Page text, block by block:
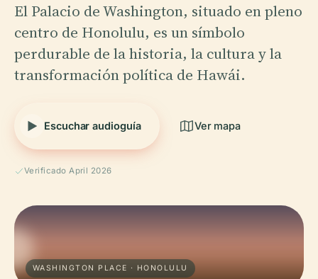
El Palacio de Washington, situado en pleno
centro de Honolulu, es un símbolo
perdurable de la historia, la cultura y la
transformación política de Hawái.
Escuchar audioguía Ver mapa
Verificado April 2026
WASHINGTON PLACE · HONOLULU